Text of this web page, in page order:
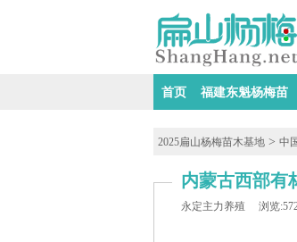
首页 福建东魁杨梅苗
2025扁山杨梅苗木基地 > 中
内蒙古西部有
永定主力养殖 浏览